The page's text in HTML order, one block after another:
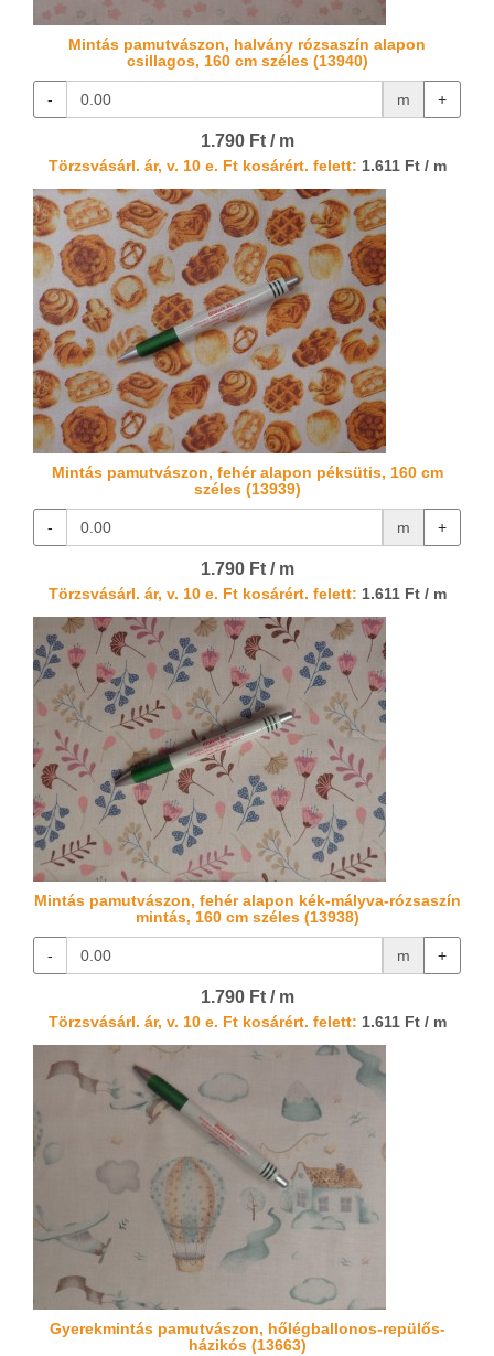
Mintás pamutvászon, halvány rózsaszín alapon
csillagos, 160 cm széles (13940)
- m +
1.790 Ft / m
Törzsvásárl. ár, v. 10 e. Ft kosárért. felett: 1.611 Ft / m
Mintás pamutvászon, fehér alapon péksütis, 160 cm
széles (13939)
- m +
1.790 Ft / m
Törzsvásárl. ár, v. 10 e. Ft kosárért. felett: 1.611 Ft / m
Mintás pamutvászon, fehér alapon kék-mályva-rózsaszín
mintás, 160 cm széles (13938)
- m +
1.790 Ft / m
Törzsvásárl. ár, v. 10 e. Ft kosárért. felett: 1.611 Ft / m
Gyerekmintás pamutvászon, hőlégballonos-repülős-
házikós (13663)